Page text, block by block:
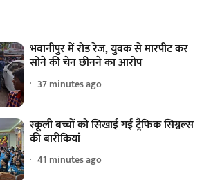
भवानीपुर में रोड रेज, युवक से मारपीट कर
सोने की चेन छीनने का आरोप
37 minutes ago
स्कूली बच्चों को सिखाई गईं ट्रैफिक सिग्नल्स
की बारीकियां
41 minutes ago